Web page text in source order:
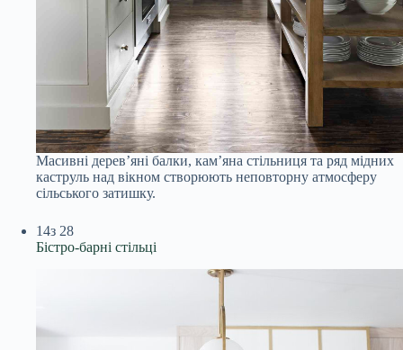
Масивні дерев’яні балки, кам’яна стільниця та ряд мідних
каструль над вікном створюють неповторну атмосферу
сільського затишку.
14з 28
Бістро-барні стільці